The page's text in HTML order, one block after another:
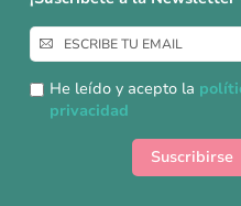
Inscríbase
a
nuestro
boletín
He leído y acepto la
privacidad
Suscribirse